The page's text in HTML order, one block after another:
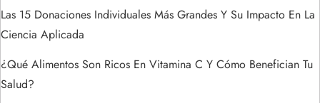
a
s
Las 15 Donaciones Individuales Más Grandes Y Su Impacto En La
Ciencia Aplicada
¿Qué Alimentos Son Ricos En Vitamina C Y Cómo Benefician Tu
Salud?